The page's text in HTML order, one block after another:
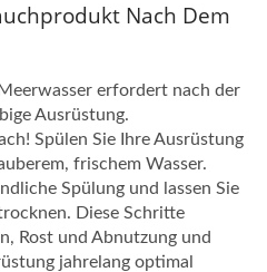
Nach Dem
erfordert nach der
Ausrüstung.
Spülen Sie Ihre Ausrüstung
frischem Wasser.
Spülung und lassen Sie
Diese Schritte
Rost und Abnutzung und
jahrelang optimal